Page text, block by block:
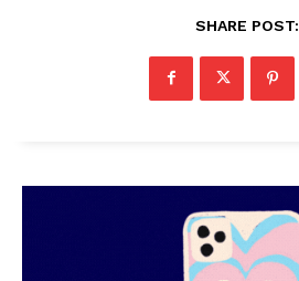
SHARE POST: